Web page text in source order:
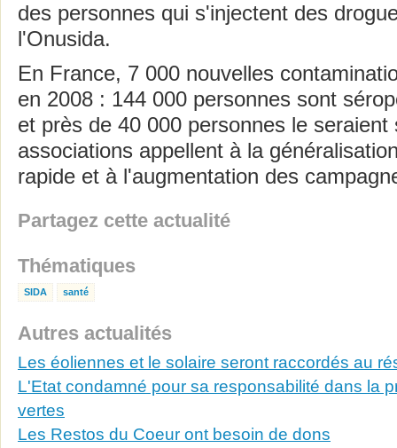
des personnes qui s'injectent des
l'Onusida.
En France, 7 000 nouvelles
en 2008 : 144 000 personnes sont
et près de 40 000 personnes le seraient
associations appellent à la
rapide et à l'augmentation des
Partagez cette actualité
Thématiques
SIDA santé
Autres actualités
Les éoliennes et le solaire seront raccordés au
L'Etat condamné pour sa responsabilité dans la
vertes
Les Restos du Coeur ont besoin de dons